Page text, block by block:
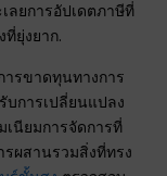
ลยการอัปเดตภาษีที่
ยุ่งยาก.
ารขาดทุนทางการ
บการเปลี่ยนแปลง
เนียมการจัดการที่
ผสานรวมสิ่งที่ทรง